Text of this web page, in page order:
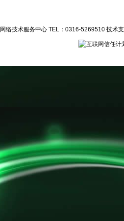
络技术服务中心 TEL：0316-5269510 技